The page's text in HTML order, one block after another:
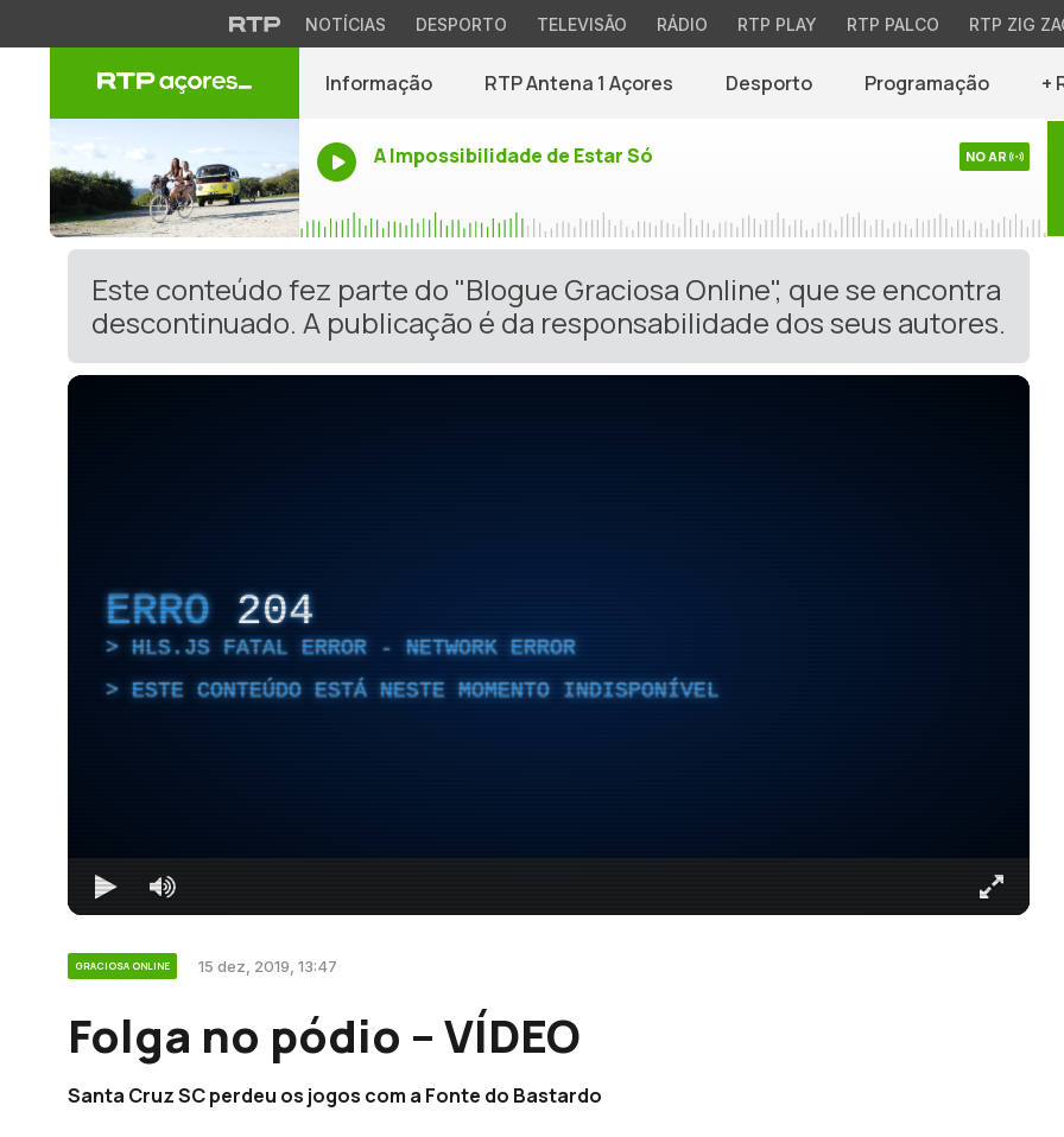
NOTÍCIAS DESPORTO TELEVISÃO RÁDIO RTP PLAY RTP PALCO RTP ZIG
Informação RTP Antena 1 Açores Desporto Programação +
A Impossibilidade de Estar Só NO AR
Este conteúdo fez parte do "Blogue Graciosa Online", que se encontra
descontinuado. A publicação é da responsabilidade dos seus autores.
ERRO 204
HLS.JS FATAL ERROR - NETWORK ERROR
ESTE CONTEÚDO ESTÁ NESTE MOMENTO INDISPONÍVEL
GRACIOSA ONLINE 15 dez, 2019, 13:47
Folga no pódio – VÍDEO
Santa Cruz SC perdeu os jogos com a Fonte do Bastardo